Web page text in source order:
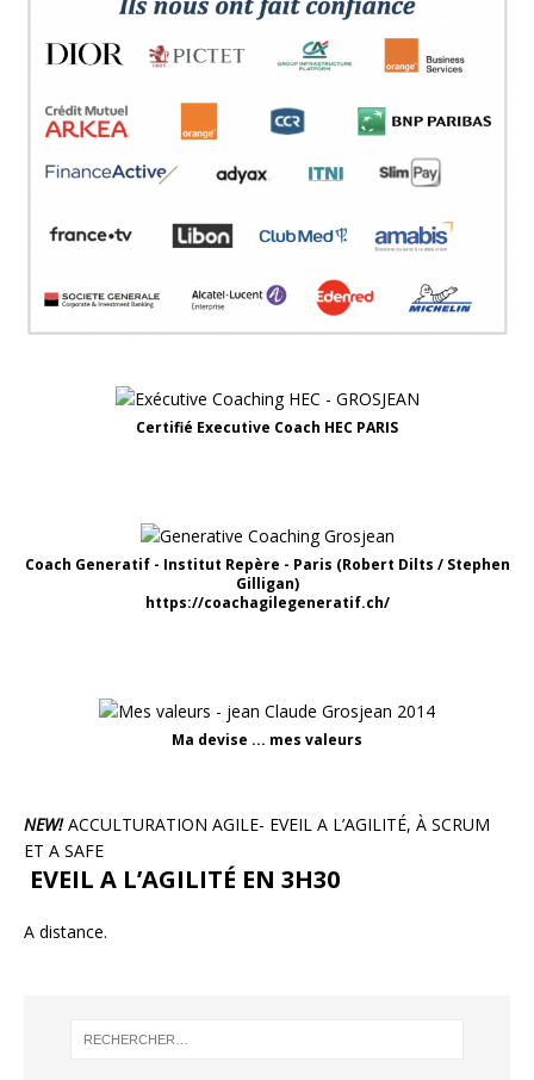
Certifié Executive Coach HEC PARIS
Coach Generatif - Institut Repère - Paris (Robert Dilts / Stephen
Gilligan)
https://coachagilegeneratif.ch/
Ma devise ... mes valeurs
NEW!ACCULTURATION AGILE- EVEIL A L’AGILITÉ, À SCRUM
ET A SAFE
EVEIL A L’AGILITÉ EN 3H30
A distance.